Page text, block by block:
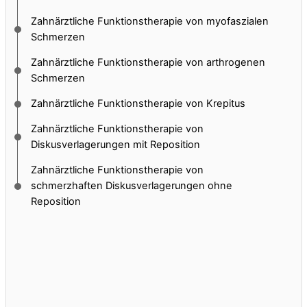
Zahnärztliche Funktionstherapie von myofaszialen
Schmerzen
Zahnärztliche Funktionstherapie von arthrogenen
Schmerzen
Zahnärztliche Funktionstherapie von Krepitus
Zahnärztliche Funktionstherapie von
Diskusverlagerungen mit Reposition
Zahnärztliche Funktionstherapie von
schmerzhaften Diskusverlagerungen ohne
Reposition